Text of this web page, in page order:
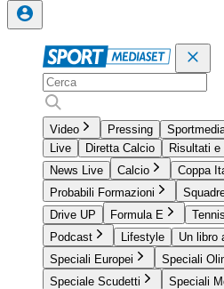
Video Pressing
Live
Diretta Calcio
Risultati
News Live
Calcio Coppa
Probabili Formazioni
Drive UP
Formula E Tennis
Podcast
Lifestyle
Un libro
Speciali Europei
Speciali
Speciale Scudetti
Speciali